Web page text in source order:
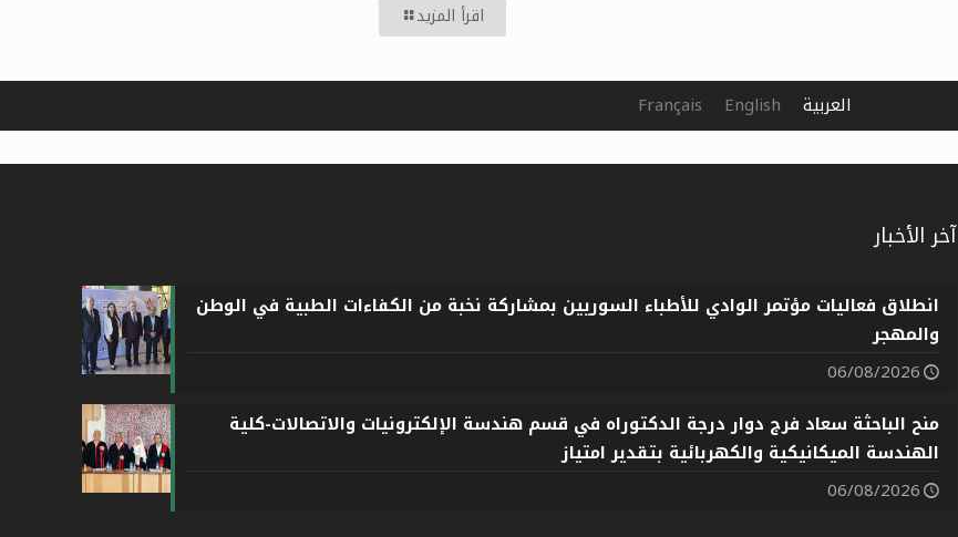
اقرأ المزيد
آخر الأخبار
انطلاق فعاليات مؤتمر الوادي للأطباء السوريين بمشاركة نخبة من الكفاءات الطبية في الوطن
والمهجر
06/08/2026
منح الباحثة سعاد فرج دوار درجة الدكتوراه في قسم هندسة الإلكترونيات والاتصالات-كلية
الهندسة الميكانيكية والكهربائية بتقدير امتياز
06/08/2026
العربية English
Français